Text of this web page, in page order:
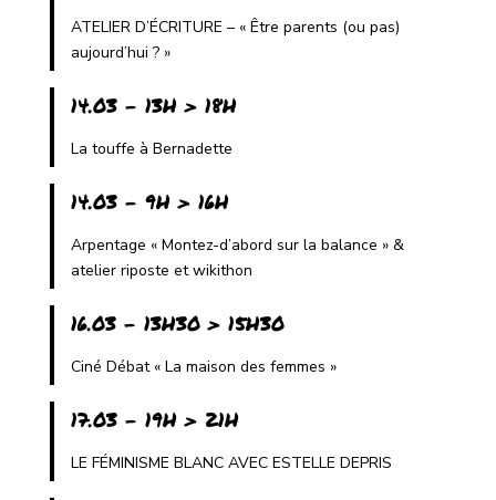
ATELIER D’ÉCRITURE – « Être parents (ou pas)
aujourd’hui ? »
14.03 - 13H > 18H
La touffe à Bernadette
14.03 - 9H > 16H
Arpentage « Montez-d’abord sur la balance » &
atelier riposte et wikithon
16.03 - 13H30 > 15H30
Ciné Débat « La maison des femmes »
17.03 - 19H > 21H
LE FÉMINISME BLANC AVEC ESTELLE DEPRIS